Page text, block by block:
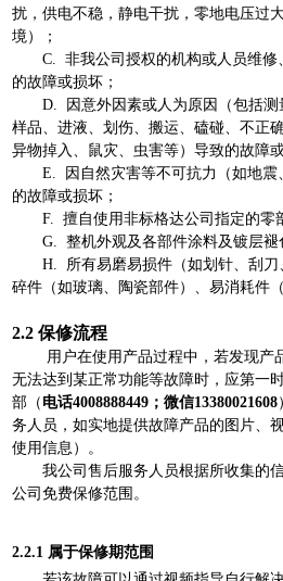
扰，供电不稳，静电干扰，零地电压过
境）；
C. 非我公司授权的机构或人员维修
的故障或损坏；
D. 因意外因素或人为原因（包括测
样品、进液、划伤、搬运、磕碰、不正
异物掉入、鼠灾、虫害等）导致的故障或
E. 因自然灾害等不可抗力（如地震
的故障或损坏；
F. 擅自使用非标格达公司指定的零
G. 整机外观及各部件涂料及镀层褪
H. 所有易磨易损件（如划针、刮刀
碎件（如玻璃、陶瓷部件）、易消耗件
2.2保修流程
用户在使用产品过程中，若发现产
无法达到某正常功能等故障时，应第一
部（ 电话4008888449 ；微信13380021608
务人员，如实地提供故障产品的图片、
使用信息）。
我公司售后服务人员根据所收集的
公司免费保修范围。
2.2.1 属于保修期范围